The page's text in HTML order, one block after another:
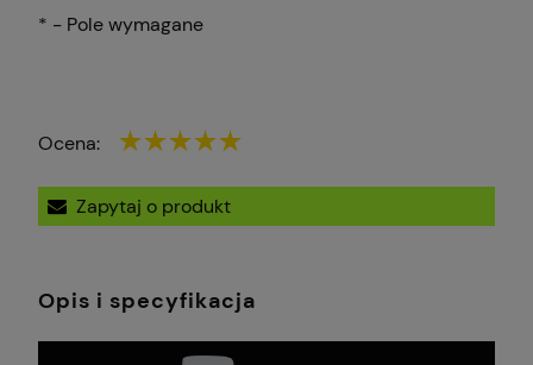
* - Pole wymagane
Ocena:
Zapytaj o produkt
Opis i specyfikacja